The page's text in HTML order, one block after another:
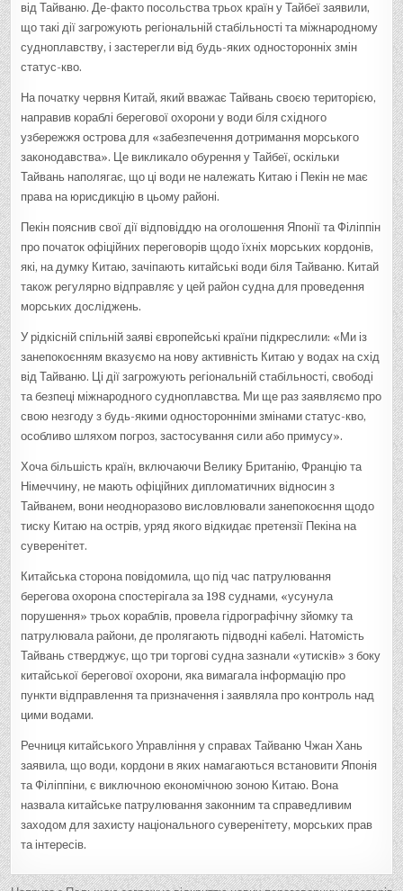
від Тайваню. Де-факто посольства трьох країн у Тайбеї заявили,
що такі дії загрожують регіональній стабільності та міжнародному
судноплавству, і застерегли від будь-яких односторонніх змін
статус-кво.
На початку червня Китай, який вважає Тайвань своєю територією,
направив кораблі берегової охорони у води біля східного
узбережжя острова для «забезпечення дотримання морського
законодавства». Це викликало обурення у Тайбеї, оскільки
Тайвань наполягає, що ці води не належать Китаю і Пекін не має
права на юрисдикцію в цьому районі.
Пекін пояснив свої дії відповіддю на оголошення Японії та Філіппін
про початок офіційних переговорів щодо їхніх морських кордонів,
які, на думку Китаю, зачіпають китайські води біля Тайваню. Китай
також регулярно відправляє у цей район судна для проведення
морських досліджень.
У рідкісній спільній заяві європейські країни підкреслили: «Ми із
занепокоєнням вказуємо на нову активність Китаю у водах на схід
від Тайваню. Ці дії загрожують регіональній стабільності, свободі
та безпеці міжнародного судноплавства. Ми ще раз заявляємо про
свою незгоду з будь-якими односторонніми змінами статус-кво,
особливо шляхом погроз, застосування сили або примусу».
Хоча більшість країн, включаючи Велику Британію, Францію та
Німеччину, не мають офіційних дипломатичних відносин з
Тайванем, вони неодноразово висловлювали занепокоєння щодо
тиску Китаю на острів, уряд якого відкидає претензії Пекіна на
суверенітет.
Китайська сторона повідомила, що під час патрулювання
берегова охорона спостерігала за 198 суднами, «усунула
порушення» трьох кораблів, провела гідрографічну зйомку та
патрулювала райони, де пролягають підводні кабелі. Натомість
Тайвань стверджує, що три торгові судна зазнали «утисків» з боку
китайської берегової охорони, яка вимагала інформацію про
пункти відправлення та призначення і заявляла про контроль над
цими водами.
Речниця китайського Управління у справах Тайваню Чжан Хань
заявила, що води, кордони в яких намагаються встановити Японія
та Філіппіни, є виключною економічною зоною Китаю. Вона
назвала китайське патрулювання законним та справедливим
заходом для захисту національного суверенітету, морських прав
та інтересів.